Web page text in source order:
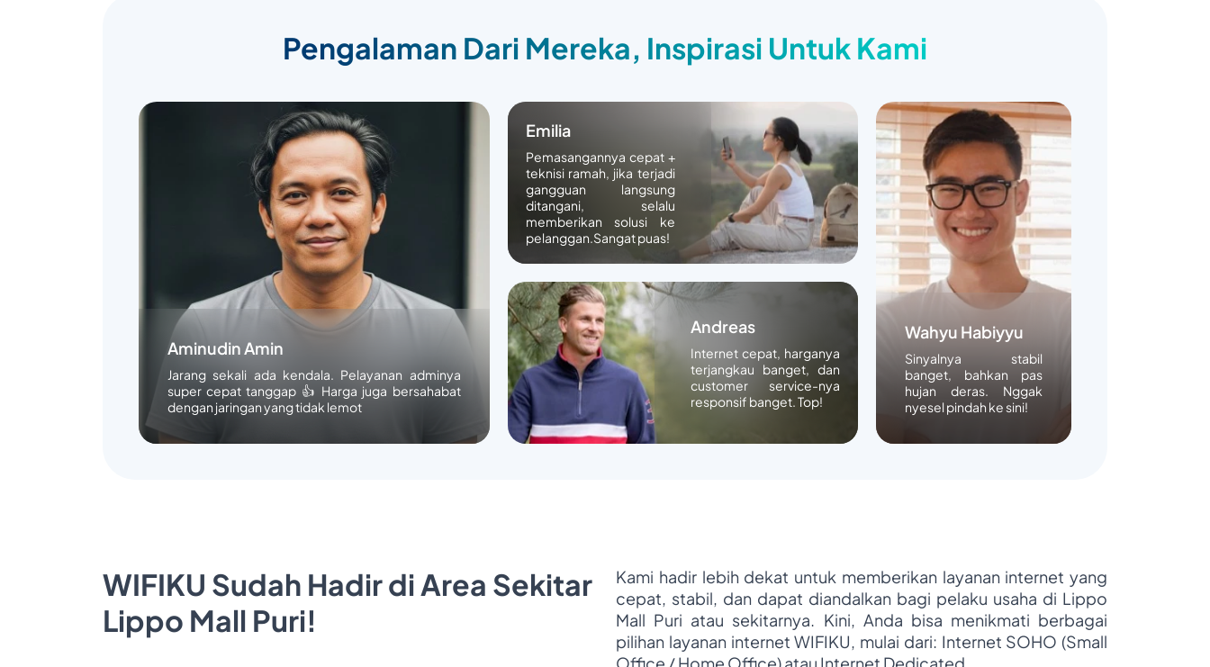
Pengalaman Dari Mereka, Inspirasi Untuk Kami
Aminudin Amin
Jarang sekali ada kendala. Pelayanan adminya
super cepat tanggap 👍 Harga juga bersahabat
dengan jaringan yang tidak lemot
Emilia
Pemasangannya cepat +
teknisi ramah, jika terjadi
gangguan langsung
ditangani, selalu
memberikan solusi ke
pelanggan.Sangat puas!
Wahyu Habiyyu
Sinyalnya stabil
banget, bahkan pas
hujan deras. Nggak
nyesel pindah ke sini!
Andreas
Internet cepat, harganya
terjangkau banget, dan
customer service-nya
responsif banget. Top!
WIFIKU Sudah Hadir di Area Sekitar
Lippo Mall Puri!
Kami hadir lebih dekat untuk memberikan layanan internet yang
cepat, stabil, dan dapat diandalkan bagi pelaku usaha di Lippo
Mall Puri atau sekitarnya. Kini, Anda bisa menikmati berbagai
pilihan layanan internet WIFIKU, mulai dari: Internet SOHO (Small